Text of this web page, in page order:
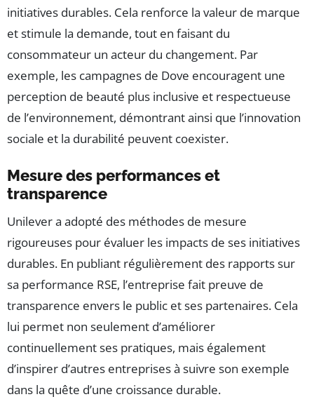
initiatives durables. Cela renforce la valeur de marque
et stimule la demande, tout en faisant du
consommateur un acteur du changement. Par
exemple, les campagnes de Dove encouragent une
perception de beauté plus inclusive et respectueuse
de l’environnement, démontrant ainsi que l’innovation
sociale et la durabilité peuvent coexister.
Mesure des performances et
transparence
Unilever a adopté des méthodes de mesure
rigoureuses pour évaluer les impacts de ses initiatives
durables. En publiant régulièrement des rapports sur
sa performance RSE, l’entreprise fait preuve de
transparence envers le public et ses partenaires. Cela
lui permet non seulement d’améliorer
continuellement ses pratiques, mais également
d’inspirer d’autres entreprises à suivre son exemple
dans la quête d’une croissance durable.